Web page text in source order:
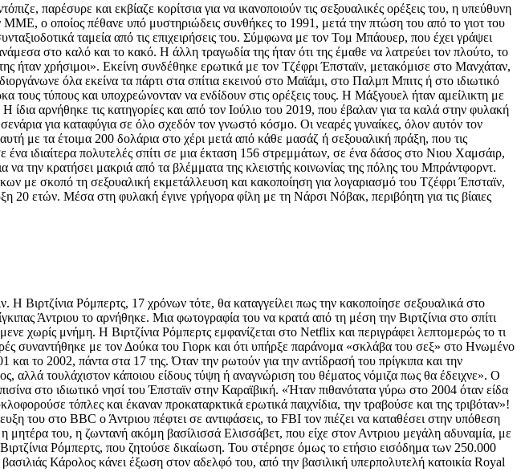
παρέσυρε και εκβίαζε κορίτσια για να ικανοποιούν τις σεξουαλικές ορέξεις του, η υπεύθυνη
o οποίος πέθανε υπό μυστηριώδεις συνθήκες το 1991, μετά την πτώση του από το γιοτ του
ταμεία από τις επιχειρήσεις του. Σύμφωνα με τον Τομ Μπάουερ, που έχει γράψει
στο καλό και το κακό. Η άλλη τραγωδία της ήταν ότι της έμαθε να λατρεύει τον πλούτο, το
ήταν χρήσιμοι». Εκείνη συνδέθηκε ερωτικά με τον Τζέφρι Έπσταϊν, μετακόμισε στο Μανχάταν,
όλα εκείνα τα πάρτι στα σπίτια εκεινού στο Μαϊάμι, στο Παλμπ Μπιτς ή στο ιδιωτικό
τύπους και υποχρεώνονταν να ενδίδουν στις ορέξεις τους. Η Μάξγουελ ήταν αμείλικτη με
αρνήθηκε τις κατηγορίες και από τον Ιούλιο του 2019, που έβαλαν για τα καλά στην φυλακή
για καταφύγια σε όλο σχεδόν τον γνωστό κόσμο. Οι νεαρές γυναίκες, όλον αυτόν τον
με τα έτοιμα 200 δολάρια στο χέρι μετά από κάθε μασάζ ή σεξουαλική πράξη, που τις
ιδιαίτερα πολυτελές σπίτι σε μια έκταση 156 στρεμμάτων, σε ένα δάσος στο Νιου Χαμσάιρ,
την κρατήσει μακριά από τα βλέμματα της κλειστής κοινωνίας της πόλης του Μπράντφορντ.
με σκοπό τη σεξουαλική εκμετάλλευση και κακοποίηση για λογαριασμό του Τζέφρι Έπσταϊν,
20 ετών. Μέσα στη φυλακή έγινε γρήγορα φίλη με τη Νάρσι Νόβακ, περιβόητη για τις βίαιες
Βιρτζίνια Ρόμπερτς, 17 χρόνων τότε, θα καταγγείλει πως την κακοποίησε σεξουαλικά στο
Άντριου το αρνήθηκε. Μια φωτογραφία του να κρατά από τη μέση την Βιρτζίνια στο σπίτι
χωρίς μνήμη. Η Βιρτζίνια Ρόμπερτς εμφανίζεται στο Netflix και περιγράφει λεπτομερώς το τι
συναντήθηκε με τον Δούκα του Γιορκ και ότι υπήρξε παράνομα «σκλάβα του σεξ» στο Ηνωμένο
το 2002, πάντα στα 17 της. Όταν την ρωτούν για την αντίδρασή του πρίγκιπα και την
αλλά τουλάχιστον κάποιου είδους τύψη ή αναγνώριση του θέματος νόμιζα πως θα έδειχνε». Ο
στο ιδιωτικό νησί του Έπσταϊν στην Καραϊβική. «Ήταν πιθανότατα γύρω στο 2004 όταν είδα
τόπλες και έκαναν προκαταρκτικά ερωτικά παιχνίδια, την τραβούσε και της τριβόταν»!
του στο BBC ο Άντριου πέφτει σε αντιφάσεις, το FBI τον πιέζει να καταθέσει στην υπόθεση
μητέρα του, η ζωντανή ακόμη βασίλισσά Ελισσάβετ, που είχε στον Αντριου μεγάλη αδυναμία, με
Ρόμπερτς, που ζητούσε δικαίωση. Του στέρησε όμως το ετήσιο εισόδημα των 250.000
Κάρολος κάνει έξωση στον αδελφό του, από την βασιλική υπερπολυτελή κατοικία Royal